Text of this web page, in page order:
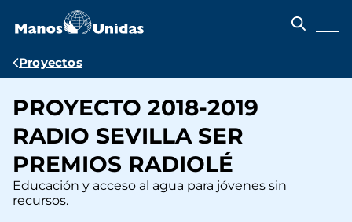
contenido
Ruta
navegación
Proyectos
PROYECTO 2018-2019
RADIO SEVILLA SER
PREMIOS RADIOLÉ
Educación y acceso al agua para jóvenes sin
recursos.